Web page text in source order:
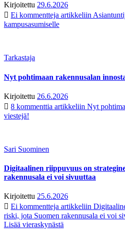
Kirjoitettu 29.6.2026
Ei kommentteja artikkeliin
kampusasumiselle
Tarkastaja
Nyt pohtimaan rakennusalan
Kirjoitettu 26.6.2026
8 kommenttia artikkeliin Nyt
viestejä!
Sari Suominen
Digitaalinen riippuvuus on
rakennusala ei voi sivuuttaa
Kirjoitettu 25.6.2026
Ei kommentteja artikkeliin
riski, jota Suomen rakennusala ei voi
Lisää vieraskynästä